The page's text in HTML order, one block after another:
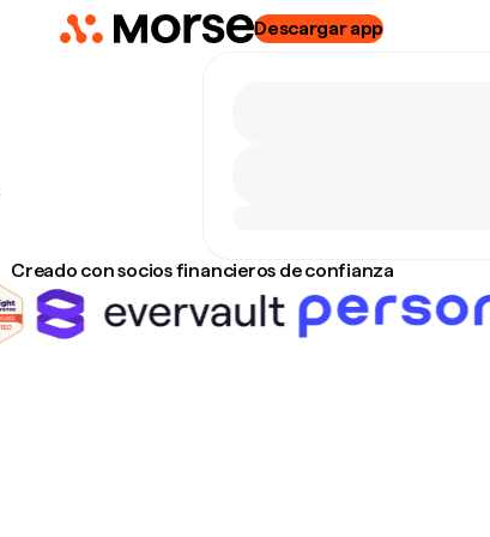
Descargar app
Creado con socios financieros de confianza